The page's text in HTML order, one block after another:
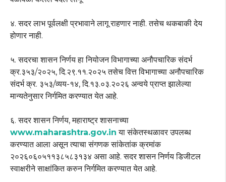
४. सदर लाभ पूर्वलक्षी प्रभावाने लागू राहणार नाही. तसेच थकबाकी देय
होणार नाही.
५. सदरचा शासन निर्णय हा नियोजन विभागाच्या अनौपचारिक संदर्भ
क्र.३५३/२०२५, दि.२९.११.२०२५ तसेच वित्त विभागाच्या अनौपचारिक
संदर्भ क्र. ३५३/व्यय-१४, दि.१३.०३.२०२६ अन्वये प्राप्त झालेल्या
मान्यतेनुसार निर्गमित करण्यात येत आहे.
६. सदर शासन निर्णय, महाराष्ट्र शासनाच्या
www.maharashtra.gov.in या संकेतस्थळावर उपलब्ध
करण्यात आला असून त्याचा संगणक सांकेतांक क्रमांक
२०२६०६०५११३८५८३१३४ असा आहे. सदर शासन निर्णय डिजीटल
स्वाक्षरीने साक्षांकित करुन निर्गमित करण्यात येत आहे.